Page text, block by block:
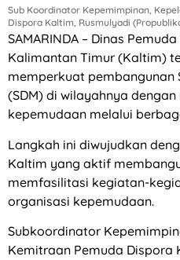
Sub Koordinator Kepemimpinan,
Dispora Kaltim, Rusmulyadi
SAMARINDA – Dinas
Kalimantan Timur (Kaltim)
memperkuat pembangunan
(SDM) di wilayahnya
kepemudaan melalui
Langkah ini diwujudkan
Kaltim yang aktif
memfasilitasi kegiatan-
organisasi kepemudaan.
Subkoordinator
Kemitraan Pemuda Dispora